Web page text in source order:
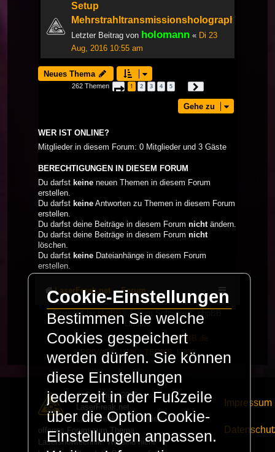
Setup
Mehrstrahltransmissionsholographie
Letzter Beitrag von holomann « Di 23
Aug, 2016 10:55 am
Neues Thema
262 Themen Seite 1von
1 2 3 4 5
Gehe zu
WER IST ONLINE?
Mitglieder in diesem Forum: 0 Mitglieder und 3 Gäste
BERECHTIGUNGEN IN DIESEM FORUM
Du darfst keine neuen Themen in diesem Forum
erstellen.
Du darfst keine Antworten zu Themen in diesem Forum
erstellen.
Du darfst deine Beiträge in diesem Forum nichtändern.
Du darfst deine Beiträge in diesem Forum nicht
löschen.
Du darfst keine Dateianhänge in diesem Forum
erstellen.
LaserFreak.net Forum
Powered by phpBB
® Forum Software © phpBB
Limited
Deutsche Übersetzung durchphpBB.de
PRIVACY_LINK| TERMS_LINK
© Copyright 2025 -
LaserFreak.net
LaserFreak ist ein freies und
offenes Forum zum Thema
Lasershowtechnik. Wir sind nicht
Impressum
Cookie-Einstellungen
Bestimmen Sie welche
Cookies gespeichert
werden dürfen. Sie können
diese Einstellungen
jederzeit in der Fußzeile
über die Option Cookie-
Einstellungen anpassen.